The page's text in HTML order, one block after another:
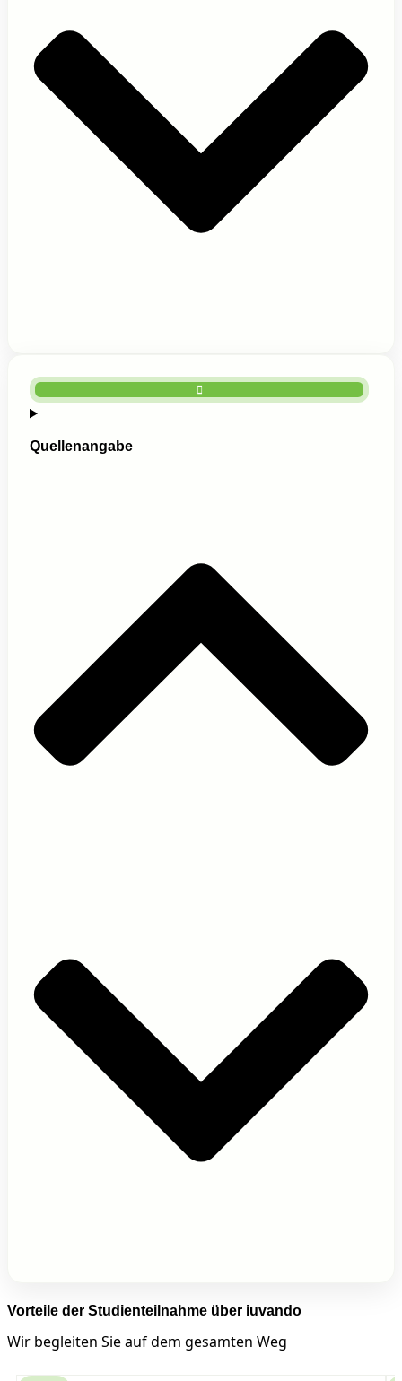
Quellenangabe
Vorteile der Studienteilnahme über iuvando
Wir begleiten Sie auf dem gesamten Weg